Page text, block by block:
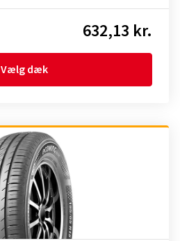
632,13 kr.
Vælg dæk